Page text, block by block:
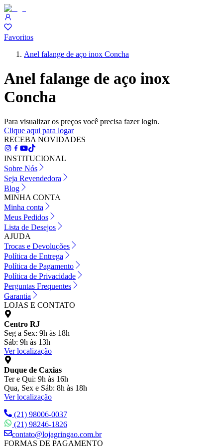
Favoritos
Anel falange de aço inox Concha
Anel falange de aço inox
Concha
Para visualizar os preços você precisa fazer login.
Clique aqui para logar
RECEBA NOVIDADES
INSTITUCIONAL
Sobre Nós
Seja Revendedora
Blog
MINHA CONTA
Minha conta
Meus Pedidos
Lista de Desejos
AJUDA
Trocas e Devoluções
Política de Entrega
Política de Pagamento
Política de Privacidade
Perguntas Frequentes
Garantia
LOJAS E CONTATO
Centro RJ
Seg a Sex: 9h às 18h
Sáb: 9h às 13h
Ver localização
Duque de Caxias
Ter e Qui: 9h às 16h
Qua, Sex e Sáb: 8h às 18h
Ver localização
(21) 98006-0037
(21) 98246-1826
contato@lojagringao.com.br
FORMAS DE PAGAMENTO